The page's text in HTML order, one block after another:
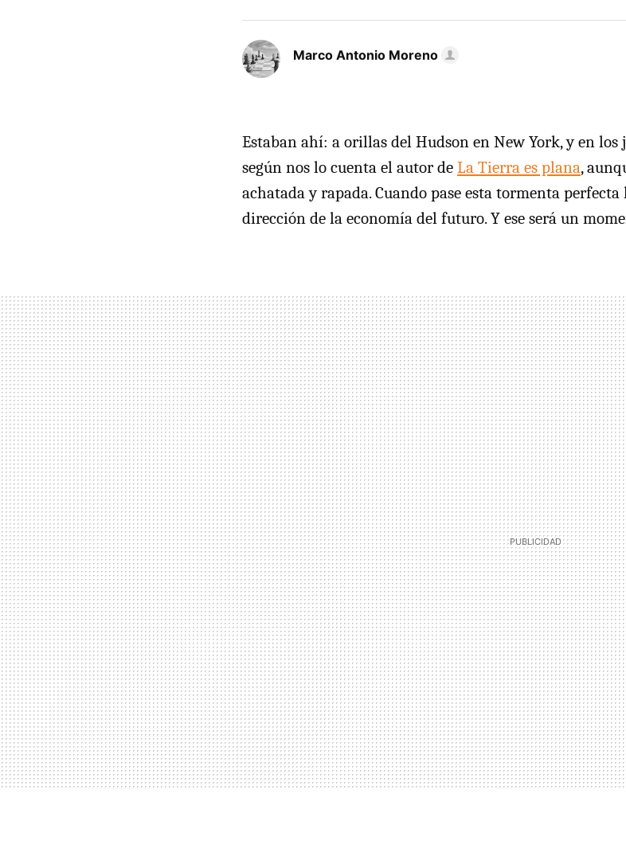
Marco Antonio Moreno
Estaban ahí: a orillas del Hudson en New York, y en los
según nos lo cuenta el autor de La Tierra es plana,
achatada y rapada. Cuando pase esta tormenta
dirección de la economía del futuro. Y ese será un